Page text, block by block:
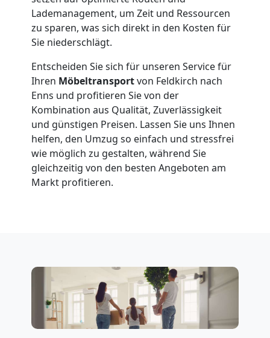
Lademanagement, um Zeit und Ressourcen
zu sparen, was sich direkt in den Kosten für
Sie niederschlägt.
Entscheiden Sie sich für unseren Service für
Ihren Möbeltransportvon Feldkirch nach
Enns und profitieren Sie von der
Kombination aus Qualität, Zuverlässigkeit
und günstigen Preisen. Lassen Sie uns Ihnen
helfen, den Umzug so einfach und stressfrei
wie möglich zu gestalten, während Sie
gleichzeitig von den besten Angeboten am
Markt profitieren.
Feldkirch
Fernumzug
Feldkirch
Firmenumzug
Feldkirch
Expressumzug
Feldkirch